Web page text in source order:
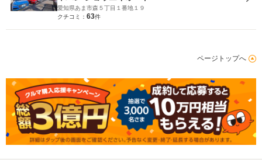
愛知県あま市森５丁目１番地１９
クチコミ： 63件
ページトップへ